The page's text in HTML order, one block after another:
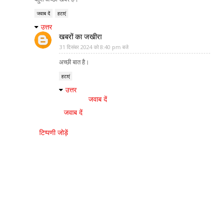
जवाब दें हटाएं
उत्तर
खबरों का जखीरा
31 दिसंबर 2024 को 8:40 pm बजे
अच्छी बात है।
हटाएं
उत्तर
जवाब दें
जवाब दें
टिप्पणी जोड़ें